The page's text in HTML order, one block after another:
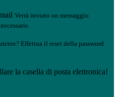
Verrà inviato un messaggio
Effettua il reset della password
la casella di posta elettronica!